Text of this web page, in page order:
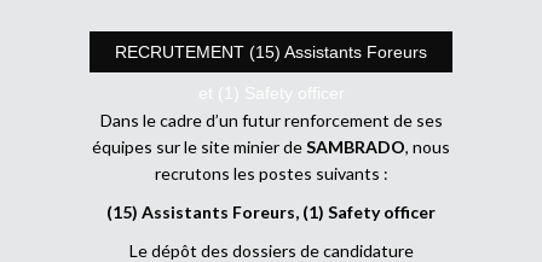
RECRUTEMENT (15) Assistants Foreurs
et (1) Safety officer
Dans le cadre d’un futur renforcement de ses
équipes sur le site minier deSAMBRADO, nous
recrutons les postes suivants :
(15) Assistants Foreurs, (1) Safety officer
Le dépôt des dossiers de candidature